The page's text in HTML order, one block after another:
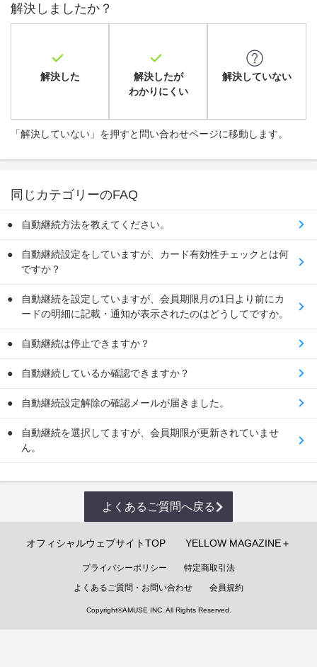
解決しましたか？
解決した
解決したが
わかりにくい
解決していない
「解決していない」を押すと問い合わせページに移動します。
同じカテゴリーのFAQ
自動継続方法を教えてください。
自動継続設定をしていますが、カード有効性チェックとは何
ですか？
自動継続を設定していますが、会員期限月の1日より前にカ
ードの明細に記載・通知が表示されたのはどうしてですか。
自動継続は停止できますか？
自動継続しているか確認できますか？
自動継続設定解除の確認メールが届きました。
自動継続を選択してますが、会員期限が更新されていませ
ん。
よくあるご質問へ戻る
オフィシャルウェブサイトTOP YELLOW MAGAZINE＋
プライバシーポリシー
特定商取引法
よくあるご質問・お問い合わせ
会員規約
Copyright©AMUSE INC. All Rights Reserved.